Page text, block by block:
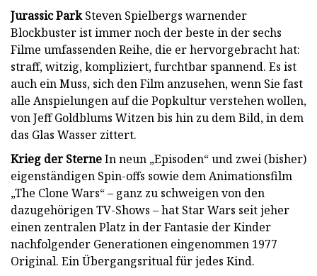
Jurassic ParkSteven Spielbergs warnender
Blockbuster ist immer noch der beste in der sechs
Filme umfassenden Reihe, die er hervorgebracht hat:
straff, witzig, kompliziert, furchtbar spannend. Es ist
auch ein Muss, sich den Film anzusehen, wenn Sie fast
alle Anspielungen auf die Popkultur verstehen wollen,
von Jeff Goldblums Witzen bis hin zu dem Bild, in dem
das Glas Wasser zittert.
Krieg der SterneIn neun „Episoden“ und zwei (bisher)
eigenständigen Spin-offs sowie dem Animationsfilm
„The Clone Wars“ – ganz zu schweigen von den
dazugehörigen TV-Shows – hat Star Wars seit jeher
einen zentralen Platz in der Fantasie der Kinder
nachfolgender Generationen eingenommen 1977
Original. Ein Übergangsritual für jedes Kind.